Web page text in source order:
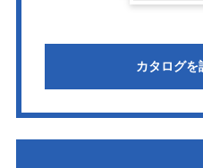
カタログを